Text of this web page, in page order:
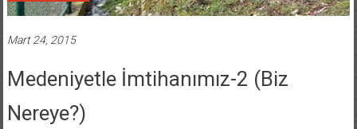
Mart 24, 2015
Medeniyetle İmtihanımız-2 (Biz
Nereye?)